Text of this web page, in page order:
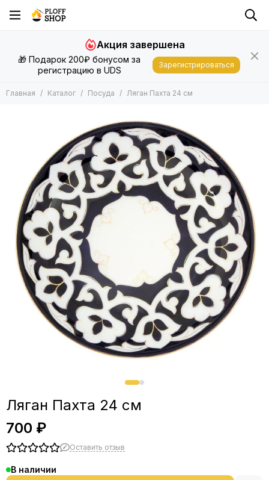
🎁 Подарок 200₽ бонусом за
регистрацию в UDS
Акция завершена
Зарегистрироваться
Главная Каталог Посуда Ляган Пахта 24 см
Ляган Пахта 24 см
700 ₽
Оставить отзыв
В наличии